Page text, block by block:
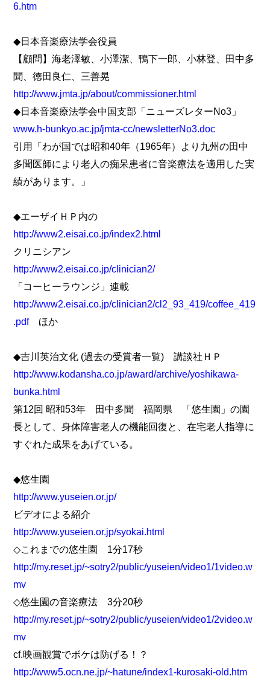
6.htm
◆日本音楽療法学会役員
【顧問】海老澤敏、小澤潔、鴨下一郎、小林登、田中多
聞、徳田良仁、三善晃
http://www.jmta.jp/about/commissioner.html
◆日本音楽療法学会中国支部「ニューズレターNo3」
www.h-bunkyo.ac.jp/jmta-cc/newsletterNo3.doc
引用「わが国では昭和40年（1965年）より九州の田中
多聞医師により老人の痴呆患者に音楽療法を適用した実
績があります。」
◆エーザイＨＰ内の
http://www2.eisai.co.jp/index2.html
クリニシアン
http://www2.eisai.co.jp/clinician2/
「コーヒーラウンジ」連載
http://www2.eisai.co.jp/clinician2/cl2_93_419/coffee_419
.pdfほか
◆吉川英治文化 (過去の受賞者一覧) 講談社ＨＰ
http://www.kodansha.co.jp/award/archive/yoshikawa-
bunka.html
第12回 昭和53年 田中多聞 福岡県 「悠生園」の園
長として、身体障害老人の機能回復と、在宅老人指導に
すぐれた成果をあげている。
◆悠生園
http://www.yuseien.or.jp/
ビデオによる紹介
http://www.yuseien.or.jp/syokai.html
◇これまでの悠生園 1分17秒
http://my.reset.jp/~sotry2/public/yuseien/video1/1video.w
mv
◇悠生園の音楽療法 3分20秒
http://my.reset.jp/~sotry2/public/yuseien/video1/2video.w
mv
cf.映画観賞でボケは防げる！？
http://www5.ocn.ne.jp/~hatune/index1-kurosaki-old.htm